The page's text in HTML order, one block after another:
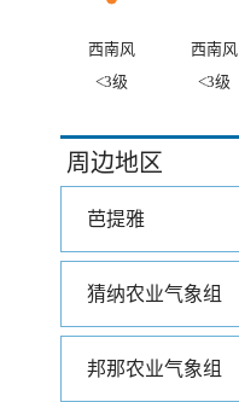
西南风 西南风
<3级
<3级
周边地区
芭提雅
猜纳农业气象组
邦那农业气象组